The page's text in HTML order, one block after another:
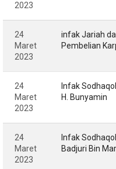
2023
24
Maret
2023
infak Jariah
Pembelian
24
Maret
2023
Infak
H. Bunyamin
24
Maret
2023
Infak
Badjuri Bin